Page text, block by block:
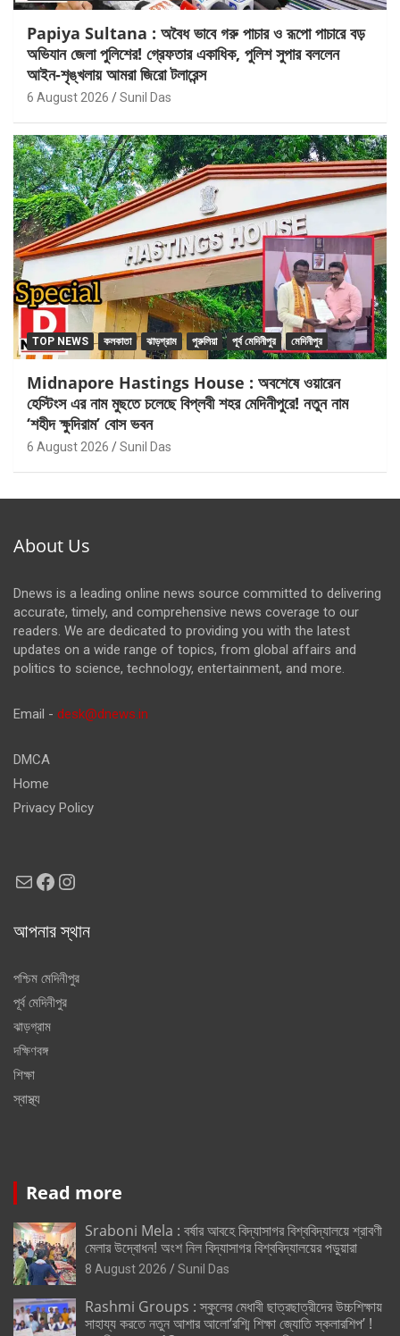
Papiya Sultana : অবৈধ ভাবে গরু পাচার ও রূপো পাচারে বড়
অভিযান জেলা পুলিশের! গ্রেফতার একাধিক, পুলিশ সুপার বললেন
আইন-শৃঙ্খলায় আমরা জিরো টলারেন্স
6 August 2026 Sunil Das
TOP NEWS কলকাতা ঝাড়গ্রাম পুরুলিয়া পূর্ব মেদিনীপুর মেদিনীপুর
Midnapore Hastings House : অবশেষে ওয়ারেন
হেস্টিংস এর নাম মুছতে চলেছে বিপ্লবী শহর মেদিনীপুরে! নতুন নাম
‘শহীদ ক্ষুদিরাম’ বোস ভবন
6 August 2026 Sunil Das
About Us
Dnews is a leading online news source committed to delivering
accurate, timely, and comprehensive news coverage to our
readers. We are dedicated to providing you with the latest
updates on a wide range of topics, from global affairs and
politics to science, technology, entertainment, and more.
Email - desk@dnews.in
DMCA
Home
Privacy Policy
MailFacebook
Instagram
আপনার স্থান
পশ্চিম মেদিনীপুর
পূর্ব মেদিনীপুর
ঝাড়গ্রাম
দক্ষিণবঙ্গ
শিক্ষা
স্বাস্থ্য
Read more
Sraboni Mela : বর্ষার আবহে বিদ্যাসাগর বিশ্ববিদ্যালয়ে শ্রাবণী
মেলার উদ্বোধন! অংশ নিল বিদ্যাসাগর বিশ্ববিদ্যালয়ের পড়ুয়ারা
8 August 2026 Sunil Das
Rashmi Groups : স্কুলের মেধাবী ছাত্রছাত্রীদের উচ্চশিক্ষায়
সাহায্য করতে নতুন আশার আলো’রশ্মি শিক্ষা জ্যোতি স্কলারশিপ’ !